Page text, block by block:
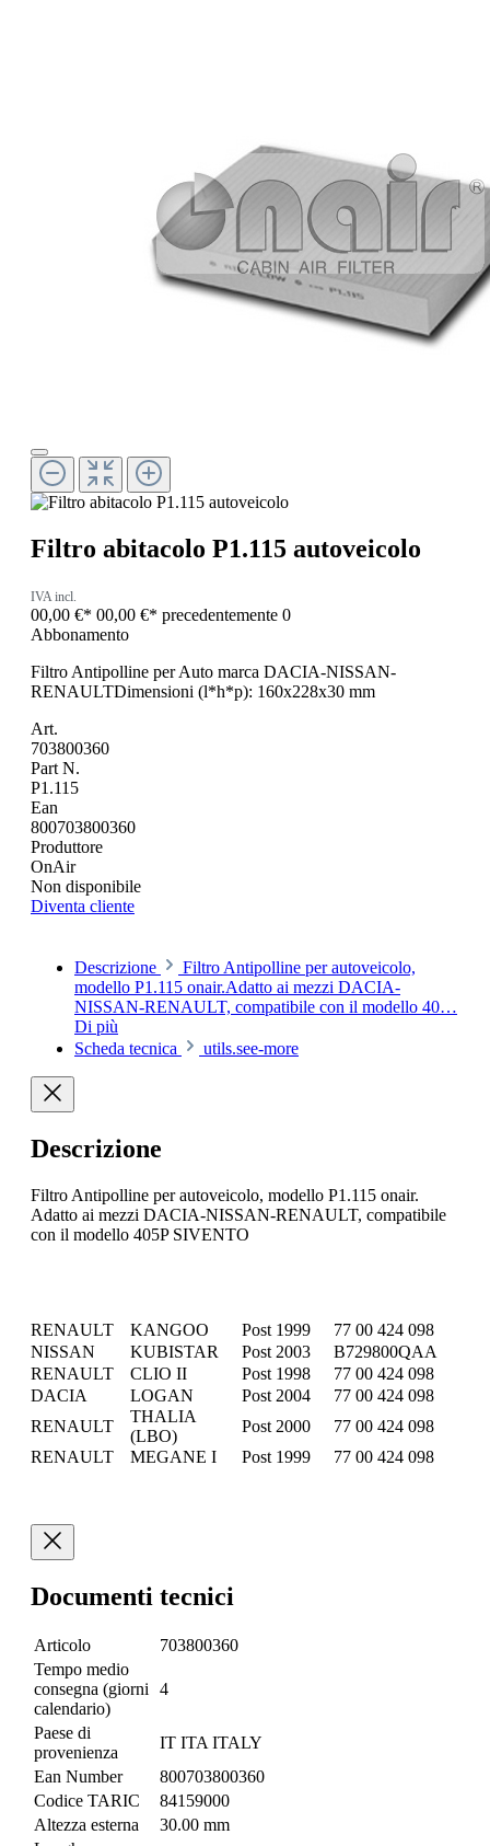
Filtro abitacolo P1.115 autoveicolo
IVA incl.
00,00 €* 00,00 €* precedentemente 0
Abbonamento
Filtro Antipolline per Auto marca DACIA-NISSAN-
RENAULTDimensioni (l*h*p): 160x228x30 mm
Art.
703800360
Part N.
P1.115
Ean
800703800360
Produttore
OnAir
Non disponibile
Diventa cliente
Descrizione
Filtro Antipolline per autoveicolo,
modello P1.115 onair.Adatto ai mezzi DACIA-
NISSAN-RENAULT, compatibile con il modello 40…
Di più
Scheda tecnica
utils.see-more
Descrizione
Filtro Antipolline per autoveicolo, modello P1.115 onair.
Adatto ai mezzi DACIA-NISSAN-RENAULT, compatibile
con il modello 405P SIVENTO
RENAULT KANGOO Post 1999
77 00 424 098
NISSAN
KUBISTAR Post 2003
B729800QAA
RENAULT
CLIO II Post 1998
77 00 424 098
DACIA
LOGAN Post 2004
77 00 424 098
RENAULT
THALIA
(LBO)
Post 2000
77 00 424 098
RENAULT
MEGANE I Post 1999 77 00 424 098
Documenti tecnici
Articolo
703800360
Tempo medio
consegna (giorni
calendario)
4
Paese di
provenienza
IT ITA ITALY
Ean Number
800703800360
Codice TARIC
84159000
Altezza esterna
30.00 mm